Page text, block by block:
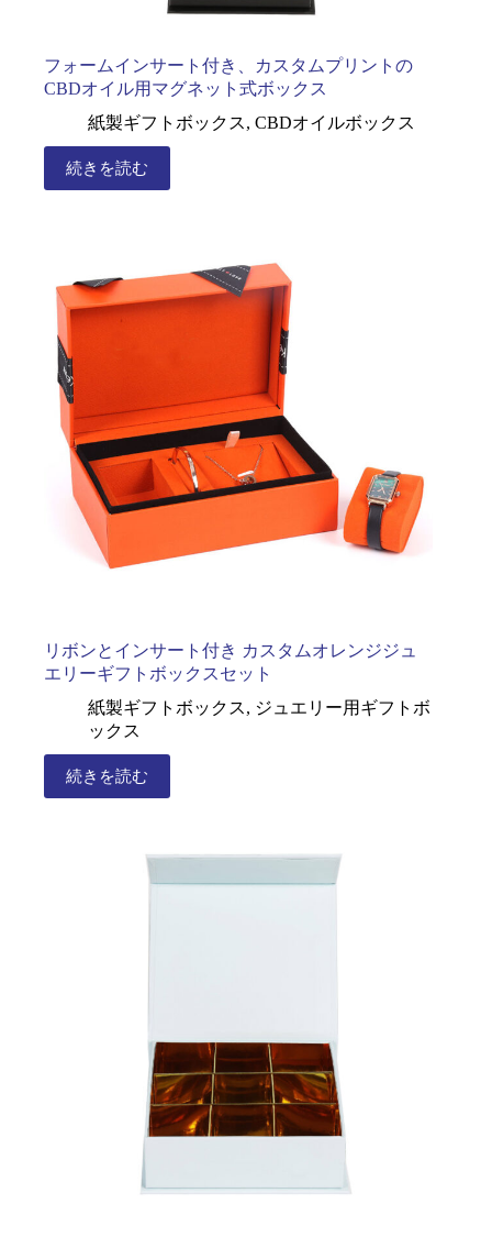
フォームインサート付き、カスタムプリントの
CBDオイル用マグネット式ボックス
紙製ギフトボックス, CBDオイルボックス
続きを読む
リボンとインサート付き カスタムオレンジジュ
エリーギフトボックスセット
紙製ギフトボックス, ジュエリー用ギフトボ
ックス
続きを読む